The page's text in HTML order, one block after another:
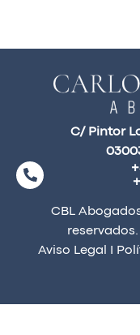
C/ Pintor
CBL
Aviso Legal